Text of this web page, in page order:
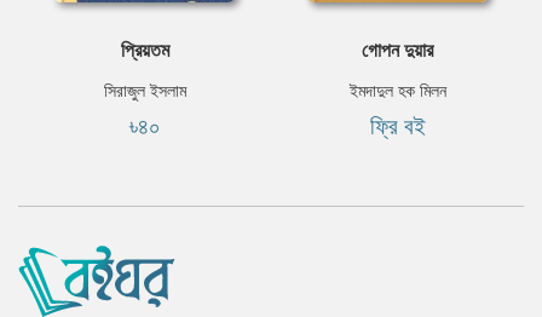
প্রিয়তম
সিরাজুল ইসলাম
৳৪০
গোপন দুয়ার
ইমদাদুল হক মিলন
ফ্রি বই